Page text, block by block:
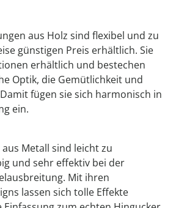
aus Holz sind flexibel und zu
günstigen Preis erhältlich. Sie
erhältlich und bestechen
Optik, die Gemütlichkeit und
fügen sie sich harmonisch in
ein.
Metall sind leicht zu
und sehr effektiv bei der
Mit ihren
lassen sich tolle Effekte